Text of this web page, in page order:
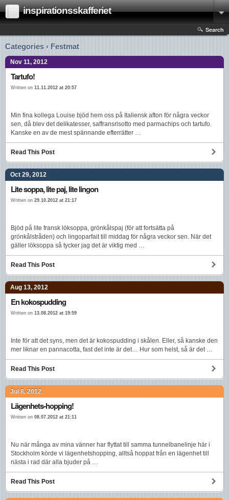
inspirationsskafferiet
Search
Categories › Festmat
Nov 11, 2012
Tartufo!
Written on 11.11.2012 at 20:57
Min fina kollega Louise bjöd hem oss på Italiensk afton för några veckor
sen, då blev det delikatesser, saffransrisotto med parmachips och tartufo.
Kanske en av de mest spännande efterrätter …
Read This Post
Oct 29, 2012
Lite soppa, lite paj, lite lingon
Written on 29.10.2012 at 21:17
Bjöd på lite fransk löksoppa, grönkålspaj (för att fortsätta på
grönkålstråden) och lingoparfait till middag för några veckor sen. När det
gäller löksoppa så tycker jag det är viktig med …
Read This Post
Aug 13, 2012
En kokospudding
Written on 13.08.2012 at 19:59
Inte för att det syns, men det är kokospudding i skålen. Eller, så kanske den
mer liknar en pannacotta, fast det inte är det… Hur som helst, så är det …
Read This Post
Jul 8, 2012
Lägenhets-hopping!
Written on 08.07.2012 at 21:11
Nu när många av mina vänner har flyttat till samma tunnelbanelinje här i
Stockholm körde vi lägenhetshopping, alltså hoppat från en lägenhet till
nästa i rad där alla bjuder på …
Read This Post